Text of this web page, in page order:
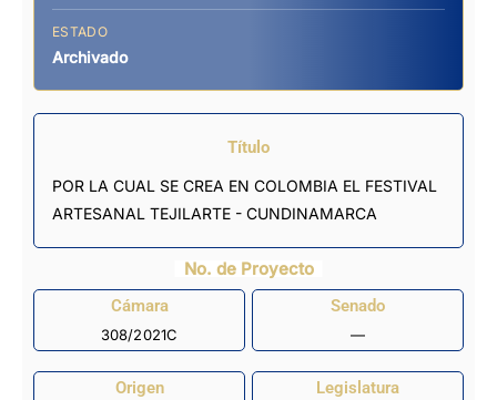
ESTADO
Archivado
Título
POR LA CUAL SE CREA EN COLOMBIA EL FESTIVAL
ARTESANAL TEJILARTE - CUNDINAMARCA
No. de Proyecto
Cámara
308/2021C
Senado
—
Origen Legislatura